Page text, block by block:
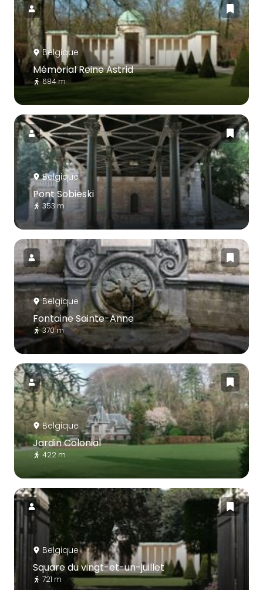
Belgique
Mémorial Reine Astrid
684 m
Belgique
Pont Sobieski
353 m
Belgique
Fontaine Sainte-Anne
370 m
Belgique
Jardin Colonial
422 m
Belgique
Square du vingt-et-un-juillet
721 m